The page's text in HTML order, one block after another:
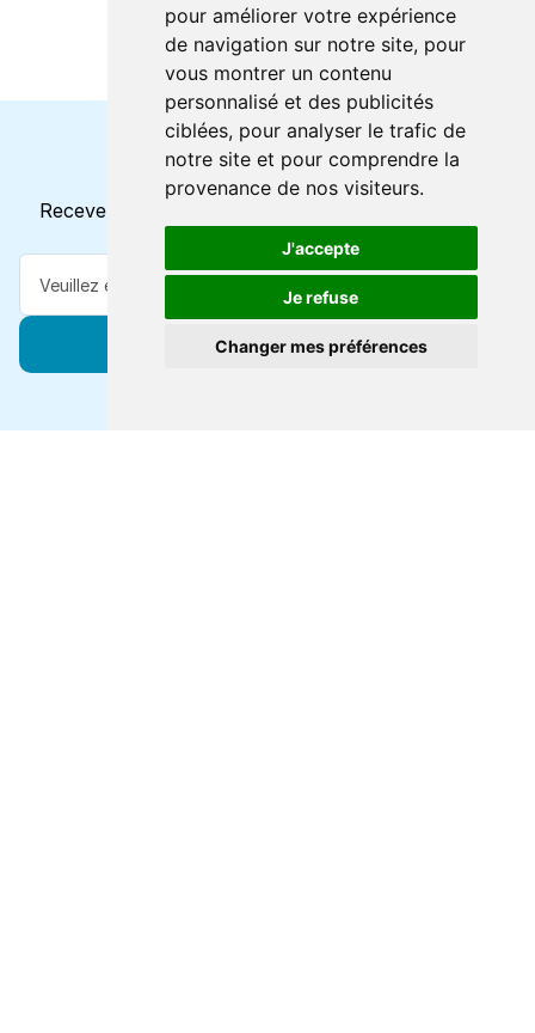
pour améliorer votre expérience
de navigation sur notre site, pour
vous montrer un contenu
personnalisé et des publicités
ciblées, pour analyser le trafic de
notre site et pour comprendre la
provenance de nos visiteurs.
J'accepte
Je refuse
Changer mes préférences
Horaires et offres actuels
Recevez toutes les mises à jour dans votre e-mail
S'abonner